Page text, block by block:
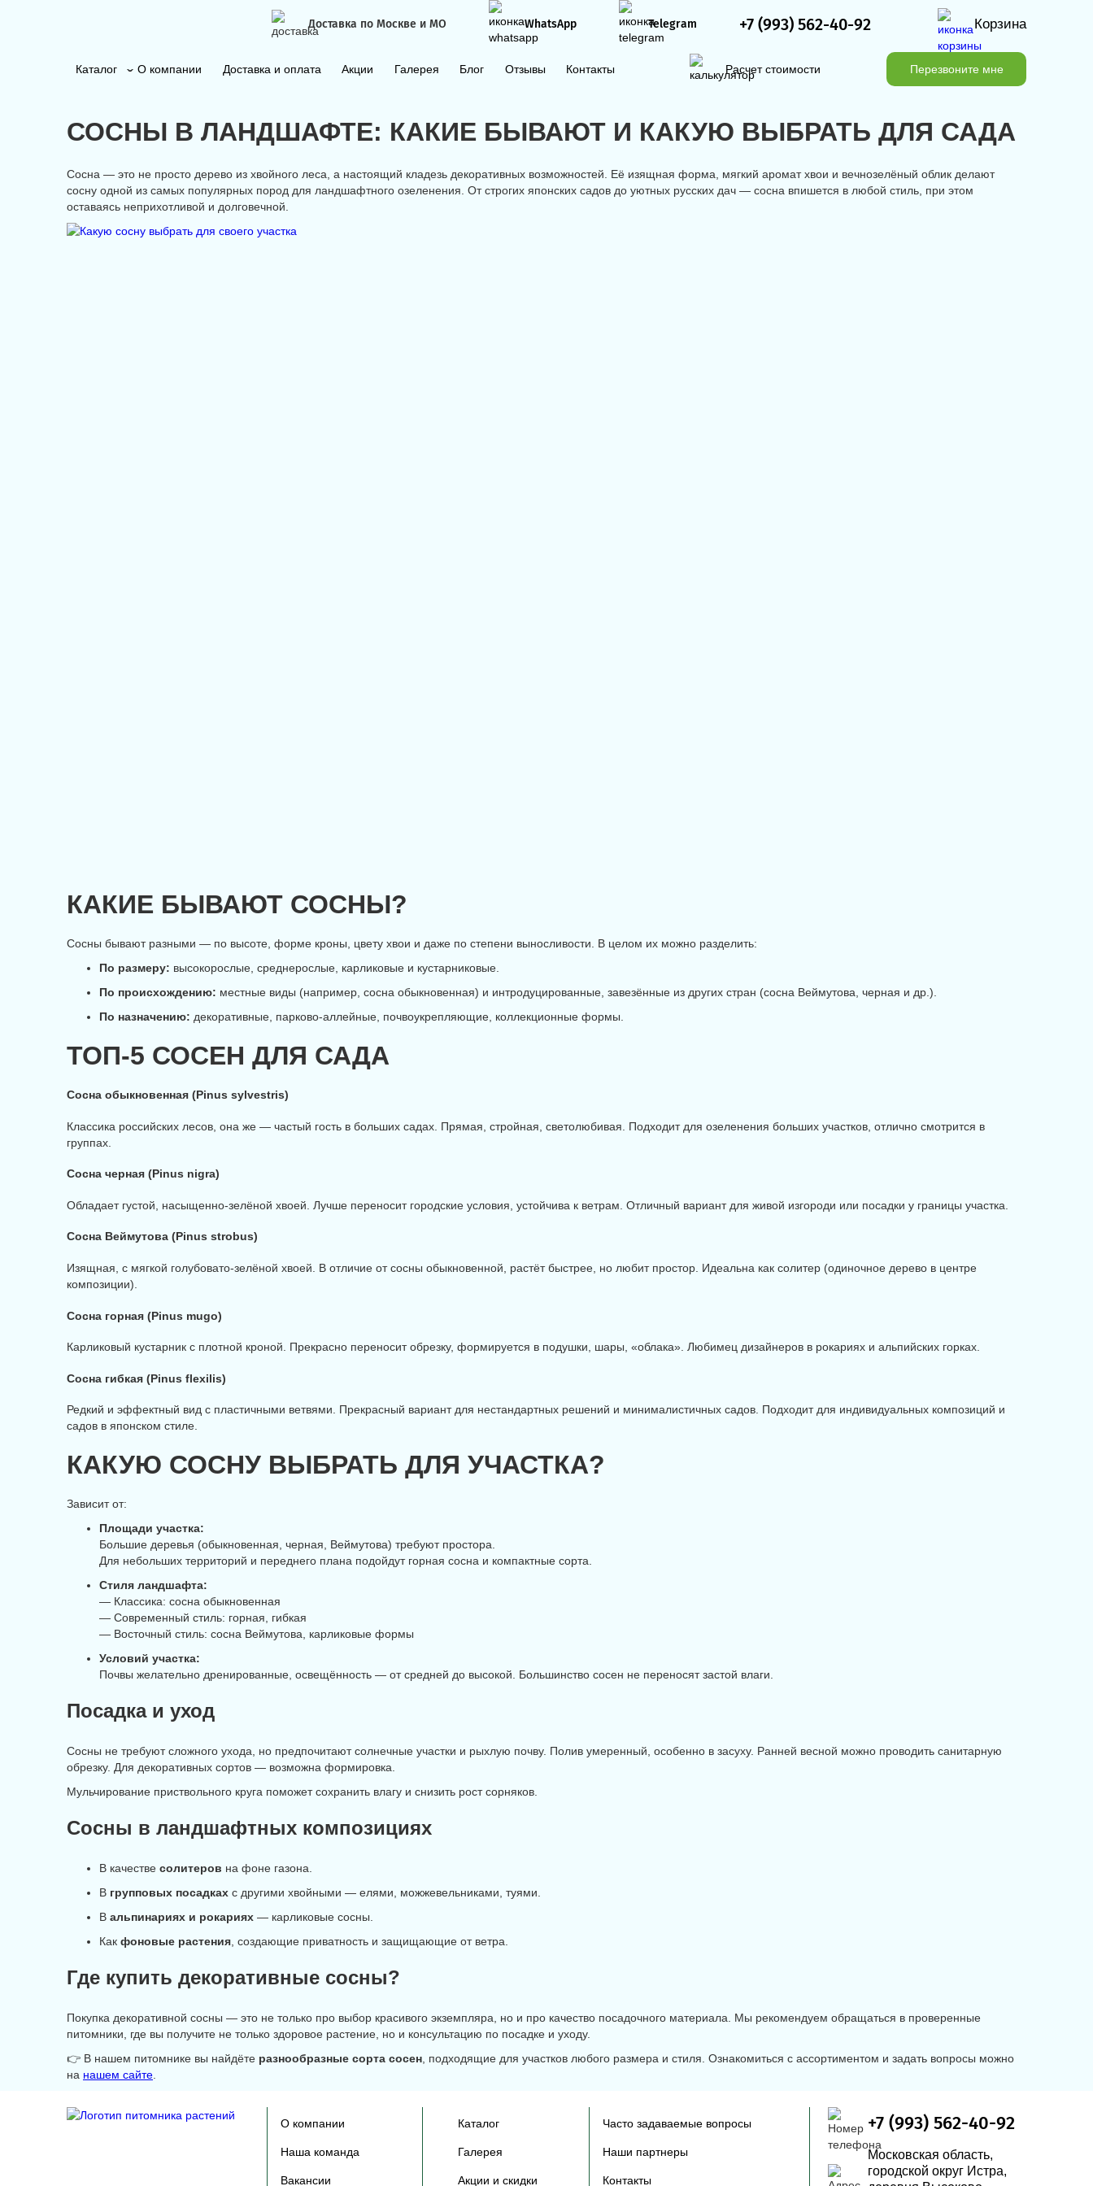
Доставка по Москве и МО WhatsApp Telegram +7 (993) 562-40-92 Корзина
Каталог О компании Доставка и оплата Акции Галерея Блог Отзывы Контакты Расчет стоимости Перезвоните мне
СОСНЫ В ЛАНДШАФТЕ: КАКИЕ БЫВАЮТ И КАКУЮ ВЫБРАТЬ ДЛЯ САДА
Сосна — это не просто дерево из хвойного леса, а настоящий кладезь декоративных возможностей. Её изящная форма, мягкий аромат хвои и вечнозелёный облик делают
сосну одной из самых популярных пород для ландшафтного озеленения. От строгих японских садов до уютных русских дач — сосна впишется в любой стиль, при этом
оставаясь неприхотливой и долговечной.
КАКИЕ БЫВАЮТ СОСНЫ?
Сосны бывают разными — по высоте, форме кроны, цвету хвои и даже по степени выносливости. В целом их можно разделить:
По размеру: высокорослые, среднерослые, карликовые и кустарниковые.
По происхождению: местные виды (например, сосна обыкновенная) и интродуцированные, завезённые из других стран (сосна Веймутова, черная и др.).
По назначению: декоративные, парково-аллейные, почвоукрепляющие, коллекционные формы.
ТОП-5 СОСЕН ДЛЯ САДА
Сосна обыкновенная (Pinus sylvestris)
Классика российских лесов, она же — частый гость в больших садах. Прямая, стройная, светолюбивая. Подходит для озеленения больших участков, отлично смотрится в
группах.
Сосна черная (Pinus nigra)
Обладает густой, насыщенно-зелёной хвоей. Лучше переносит городские условия, устойчива к ветрам. Отличный вариант для живой изгороди или посадки у границы участка.
Сосна Веймутова (Pinus strobus)
Изящная, с мягкой голубовато-зелёной хвоей. В отличие от сосны обыкновенной, растёт быстрее, но любит простор. Идеальна как солитер (одиночное дерево в центре
композиции).
Сосна горная (Pinus mugo)
Карликовый кустарник с плотной кроной. Прекрасно переносит обрезку, формируется в подушки, шары, «облака». Любимец дизайнеров в рокариях и альпийских горках.
Сосна гибкая (Pinus flexilis)
Редкий и эффектный вид с пластичными ветвями. Прекрасный вариант для нестандартных решений и минималистичных садов. Подходит для индивидуальных композиций и
садов в японском стиле.
КАКУЮ СОСНУ ВЫБРАТЬ ДЛЯ УЧАСТКА?
Зависит от:
Площади участка:
Большие деревья (обыкновенная, черная, Веймутова) требуют простора.
Для небольших территорий и переднего плана подойдут горная сосна и компактные сорта.
Стиля ландшафта:
— Классика: сосна обыкновенная
— Современный стиль: горная, гибкая
— Восточный стиль: сосна Веймутова, карликовые формы
Условий участка:
Почвы желательно дренированные, освещённость — от средней до высокой. Большинство сосен не переносят застой влаги.
Посадка и уход
Сосны не требуют сложного ухода, но предпочитают солнечные участки и рыхлую почву. Полив умеренный, особенно в засуху. Ранней весной можно проводить санитарную
обрезку. Для декоративных сортов — возможна формировка.
Мульчирование приствольного круга поможет сохранить влагу и снизить рост сорняков.
Сосны в ландшафтных композициях
В качестве солитеров на фоне газона.
В групповых посадках с другими хвойными — елями, можжевельниками, туями.
В альпинариях и рокариях — карликовые сосны.
Как фоновые растения, создающие приватность и защищающие от ветра.
Где купить декоративные сосны?
Покупка декоративной сосны — это не только про выбор красивого экземпляра, но и про качество посадочного материала. Мы рекомендуем обращаться в проверенные
питомники, где вы получите не только здоровое растение, но и консультацию по посадке и уходу.
👉 В нашем питомнике вы найдёте разнообразные сорта сосен, подходящие для участков любого размера и стиля. Ознакомиться с ассортиментом и задать вопросы можно
на нашем сайте.
О компании
Наша команда
Вакансии
Каталог
Галерея
Акции и скидки
Часто задаваемые вопросы
Наши партнеры
Контакты
+7 (993) 562-40-92
Московская область,
городской округ Истра,